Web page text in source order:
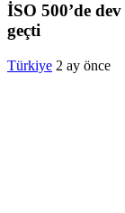
İSO 500’de
geçti
Türkiye 2 ay önce